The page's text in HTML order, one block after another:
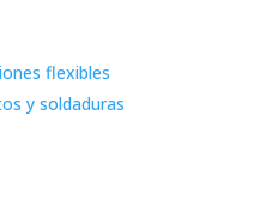
flexibles
y soldaduras